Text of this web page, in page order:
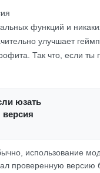
функций и
улучшает
Так что, если ты
юзать
использование
проверенную версию